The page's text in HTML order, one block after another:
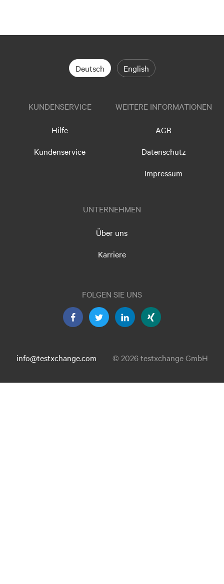
Deutsch English
KUNDENSERVICE
Hilfe
Kundenservice
WEITERE INFORMATIONEN
AGB
Datenschutz
Impressum
UNTERNEHMEN
Über uns
Karriere
FOLGEN SIE UNS
info@testxchange.com © 2026 testxchange GmbH